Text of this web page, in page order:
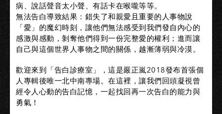
病、說話聲音太小聲、有話卡在喉嚨等等。
無法告白導致結果：錯失了和親愛且重要的人事物說
「愛」的魔幻時刻，讓他們無法感受到我們發自內心的
感激與感動，剝奪他們得到一份完整愛的權利；進而讓
自己與這個世界人事物之間的關係，越漸薄弱與冷漠。
歡迎來到「告白診療室」，這是嚴正嵐2018發布首張個
人專輯後唯一北中南專場。在這裡，讓我們回頭凝視曾
經令人心動的告白記憶，一起找回再一次告白的能力與
勇氣！